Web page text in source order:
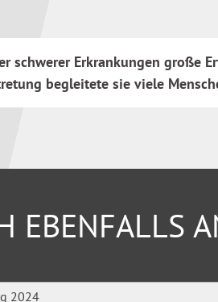
schwerer Erkrankungen große
begleitete sie viele
EBENFALLS